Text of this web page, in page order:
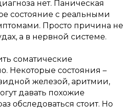
нет. Паническая
состояние с реальными
Просто причина не
а в нервной системе.
соматические
Некоторые состояния –
железой, аритмии,
давать похожие
обследоваться стоит. Но